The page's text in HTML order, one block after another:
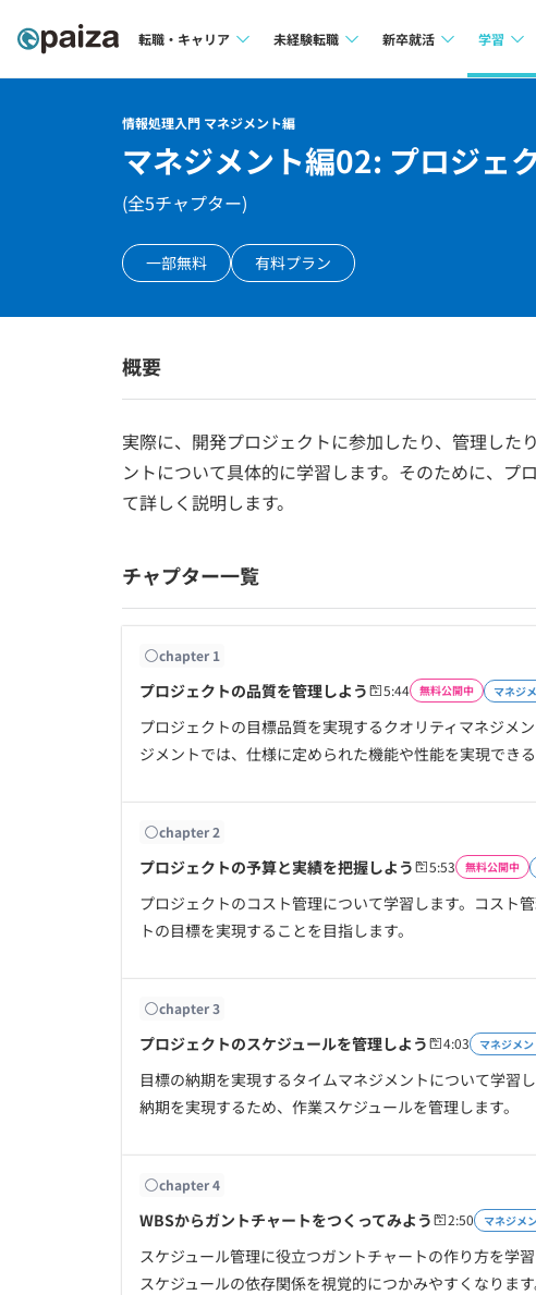
転職・キャリア
インタビュー
転職成功ガイド
転職エージェント
未経験転職
インタビュー
新卒就活
インターン
学習
問題集
学校
情報処理入門 マネジメント編
マネジメント編02: プロジェ
(全5チャプター)
一部無料 有料プラン
概要
実際に、開発プロジェクトに参加したり、管理した
ントについて具体的に学習します。そのために、
て詳しく説明します。
チャプター一覧
chapter 1
プロジェクトの品質を管理しよう 5:44 無料公開中 マネジ
プロジェクトの目標品質を実現するクオリティマネジメ
ジメントでは、仕様に定められた機能や性能を実現でき
chapter2
プロジェクトの予算と実績を把握しよう 5:53 無料公開中
プロジェクトのコスト管理について学習します。コスト
トの目標を実現することを目指します。
chapter3
プロジェクトのスケジュールを管理しよう 4:03 マネジメン
目標の納期を実現するタイムマネジメントについて学習
納期を実現するため、作業スケジュールを管理します。
chapter4
WBSからガントチャートをつくってみよう 2:50 マネジメ
スケジュール管理に役立つガントチャートの作り方を学
スケジュールの依存関係を視覚的につかみやすくなります